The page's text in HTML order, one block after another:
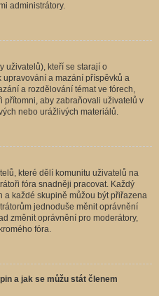
administrátory.
uživatelů), kteří se starají o
upravování a mazání příspěvků a
a rozdělování témat ve fórech,
přítomni, aby zabraňovali uživatelů v
nebo urážlivých materiálů.
které dělí komunitu uživatelů na
fóra snadněji pracovat. Každý
a každé skupině můžou být přiřazena
jednoduše měnit oprávnění
změnit oprávnění pro moderátory,
fóra.
a jak se můžu stát členem